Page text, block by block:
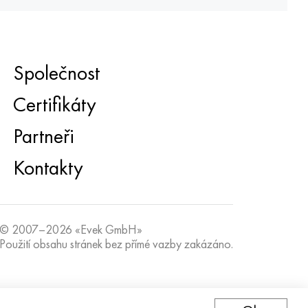
Společnost
Certifikáty
Partneři
Kontakty
© 2007–2026 «Evek GmbH»
Použití obsahu stránek bez přímé vazby zakázáno.